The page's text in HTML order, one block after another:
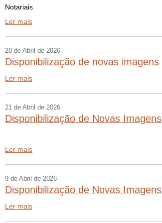
Notariais
Ler mais
28 de Abril de 2026
Disponibilização de novas imagens
Ler mais
21 de Abril de 2026
Disponibilização de Novas Imagens
Ler mais
9 de Abril de 2026
Disponibilização de Novas Imagens
Ler mais